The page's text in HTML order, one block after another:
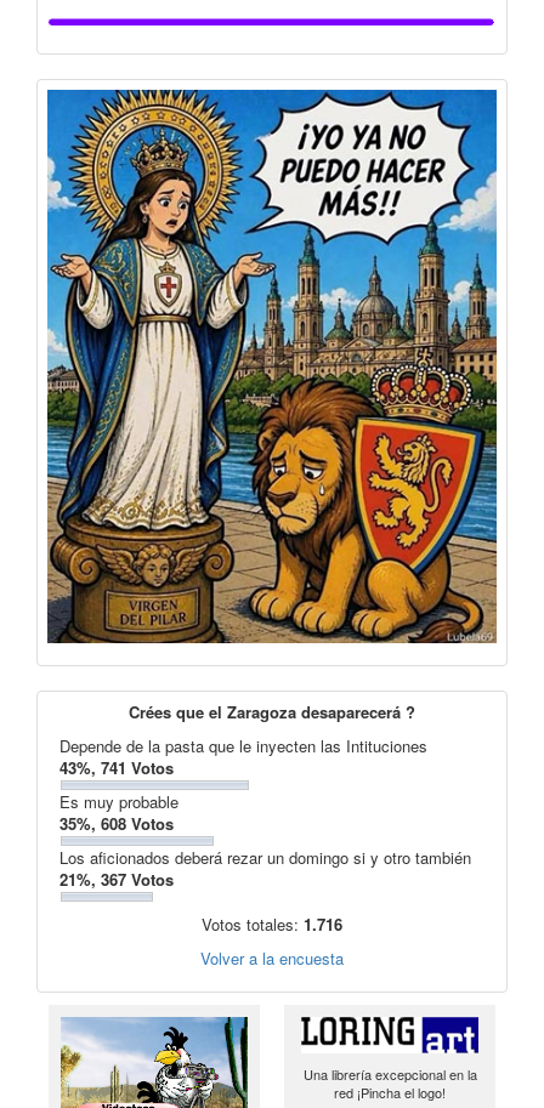
Crées que el Zaragoza desaparecerá ?
Depende de la pasta que le inyecten las Intituciones
43%, 741 Votos
Es muy probable
35%, 608 Votos
Los aficionados deberá rezar un domingo si y otro también
21%, 367 Votos
Votos totales: 1.716
Volver a la encuesta
Una librería excepcional en la
red ¡Pincha el logo!